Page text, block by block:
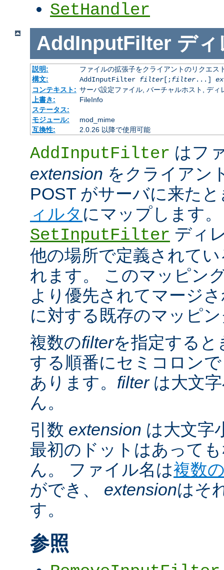
SetHandler
AddInputFilter ディ
説明:
ファイルの拡張子をクライアントのリクエス
構文:
AddInputFilter filter[;filter...]
コンテキスト: サーバ設定ファイル, バーチャルホスト, ディ
上書き:
FileInfo
ステータス:
モジュール:
mod_mime
互換性:
2.0.26 以降で使用可能
AddInputFilter はフ
extension をクライアン
POST がサーバに来た
ィルタ にマップします
SetInputFilter ディ
他の場所で定義されて
れます。 このマッピン
より優先されてマージ
に対する既存のマッピ
複数のfilterを指定すると
する順番にセミコロン
あります。 filterは大文
ん。
引数 extension は大文字
最初のドットはあって
ん。 ファイル名は複数
ができ、 extensionはそ
す。
参照